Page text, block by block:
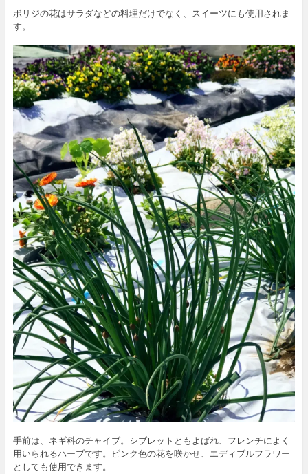
ボリジの花はサラダなどの料理だけでなく、スイーツにも使用されま
す。
手前は、ネギ科のチャイブ。シブレットともよばれ、フレンチによく
用いられるハーブです。ピンク色の花を咲かせ、エディブルフラワー
としても使用できます。